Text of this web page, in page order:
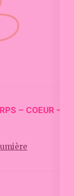
– COEUR –